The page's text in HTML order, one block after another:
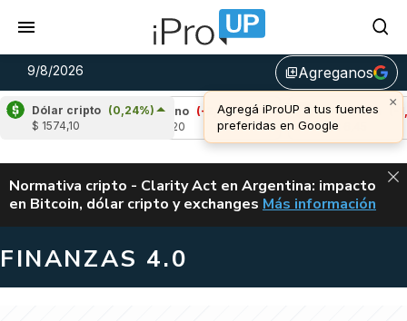
9/8/2026 library_addAgreganos
Dólar cripto (0,24%)
$ 1574,10
Cardano (-2,05%)
Avalanche (-1,46%)
u$s 6,45
ALERTA
Normativa cripto - Clarity Act en Argentina: impacto
en Bitcoin, dólar cripto y exchanges CLARITY ACT EN
Más información
FINANZAS 4.0